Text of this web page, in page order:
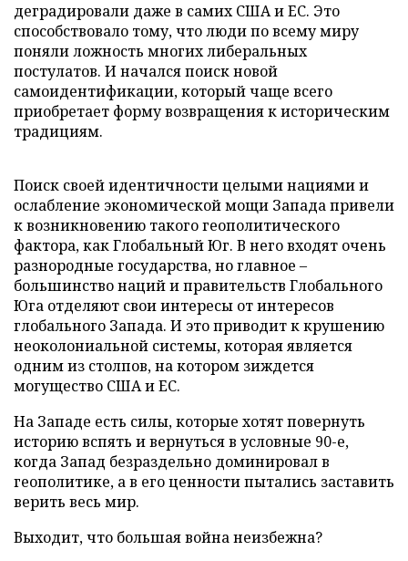
деградировали даже в самих США и ЕС. Это
способствовало тому, что люди по всему миру
поняли ложность многих либеральных
постулатов. И начался поиск новой
самоидентификации, который чаще всего
приобретает форму возвращения к историческим
традициям.
Поиск своей идентичности целыми нациями и
ослабление экономической мощи Запада привели
к возникновению такого геополитического
фактора, как Глобальный Юг. В него входят очень
разнородные государства, но главное –
большинство наций и правительств Глобального
Юга отделяют свои интересы от интересов
глобального Запада. И это приводит к крушению
неоколониальной системы, которая является
одним из столпов, на котором зиждется
могущество США и ЕС.
На Западе есть силы, которые хотят повернуть
историю вспять и вернуться в условные 90-е,
когда Запад безраздельно доминировал в
геополитике, а в его ценности пытались заставить
верить весь мир.
Выходит, что большая война неизбежна?